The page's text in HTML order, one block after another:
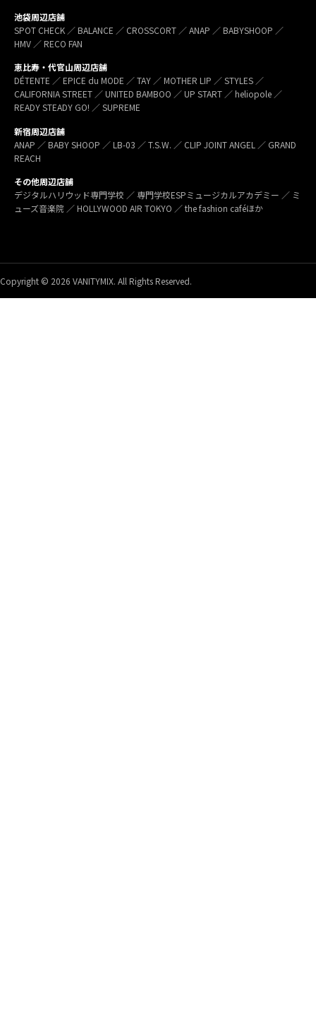
池袋周辺店舗
SPOT CHECK ／ BALANCE ／ CROSSCORT ／ ANAP ／ BABYSHOOP ／
HMV ／ RECO FAN
恵比寿・代官山周辺店舗
DÉTENTE ／ EPICE du MODE ／ TAY ／ MOTHER LIP ／ STYLES ／
CALIFORNIA STREET ／ UNITED BAMBOO ／ UP START ／ heliopole ／
READY STEADY GO! ／ SUPREME
新宿周辺店舗
ANAP ／ BABY SHOOP ／ LB-03 ／ T.S.W. ／ CLIP JOINT ANGEL ／ GRAND
REACH
その他周辺店舗
デジタルハリウッド専門学校 ／ 専門学校ESPミュージカルアカデミー ／ ミ
ューズ音楽院 ／ HOLLYWOOD AIR TOKYO ／ the fashion caféほか
Copyright © 2026 VANITYMIX. All Rights Reserved.